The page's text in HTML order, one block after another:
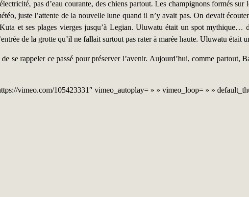
pas d’eau courante, des chiens partout. Les champignons formés sur
juste l’attente de la nouvelle lune quand il n’y avait pas. On devait
et ses plages vierges jusqu’à Legian. Uluwatu était un spot mythique…
de la grotte qu’il ne fallait surtout pas rater à marée haute. Uluwatu était
se rappeler ce passé pour préserver l’avenir. Aujourd’hui, comme
vimeo.com/105423331″ vimeo_autoplay= » » vimeo_loop= » »